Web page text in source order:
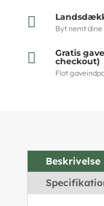
 Byt nemt dine
 Gratis
checkout)
Flot
Beskrivelse